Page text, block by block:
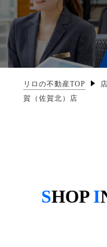
リロの不動産TOP
賀（佐賀北）店
SHOP I